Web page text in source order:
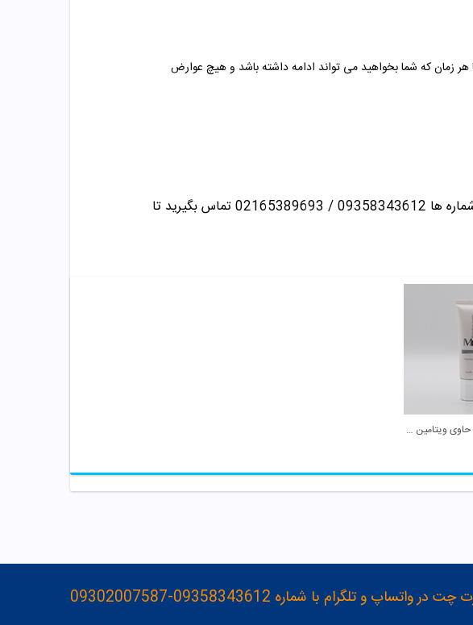
که شما بخواهید می تواند ادامه داشته باشد و هیچ عوارض
02165389693
تماس بگیرید تا
کرم روشن کننده حاوی ویتامین C ام کیو
و تلگرام با شماره 09358343612-09302007587